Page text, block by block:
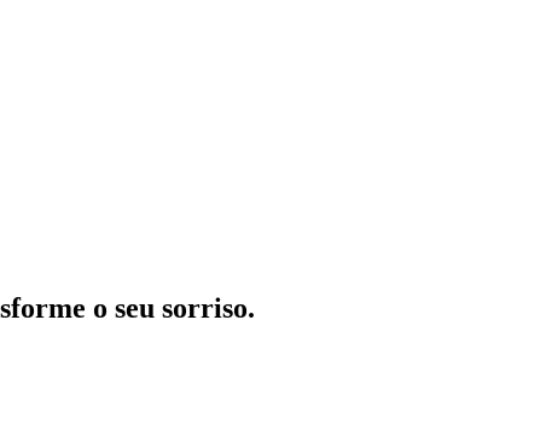
o seu sorriso.